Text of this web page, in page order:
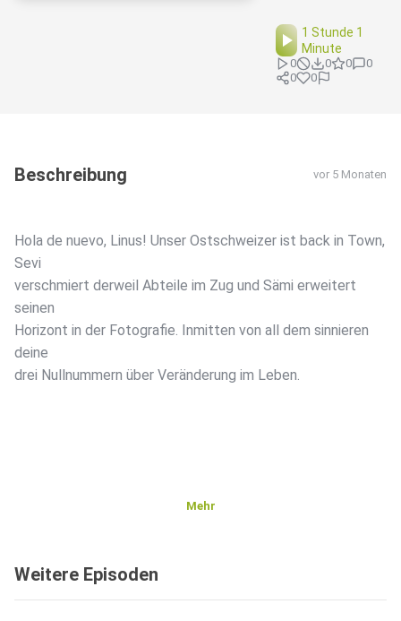
1 Stunde 1
Minute
0 0 0
0
0
0
Beschreibung vor 5 Monaten
Hola de nuevo, Linus! Unser Ostschweizer ist back in Town,
Sevi
verschmiert derweil Abteile im Zug und Sämi erweitert
seinen
Horizont in der Fotografie. Inmitten von all dem sinnieren
deine
drei Nullnummern über Veränderung im Leben.
Mehr
Weitere Episoden